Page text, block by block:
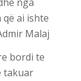
ai ishte
Malaj
bordi te
takuar